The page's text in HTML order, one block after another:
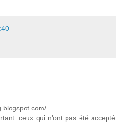
ceux qui n'ont pas été accepté